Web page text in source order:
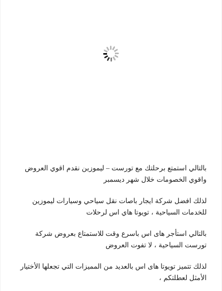
بالتالي استمتع برحلتك مع تورست – ليموزين نقدم اقوي العروض
واقوي الخصومات خلال شهر ديسمبر
لذلك افضل شركة ايجار باصات نقل سياحي وسيارات ليموزين
للخدمات السياحية ، تويوتا هاي اس لرحلات
بالتالي استأجر هاى اس باسرع وقت للاستمتاع بعروض شركة
تورست السياحية ، لا تفوت العروض
لذلك تتميز تويوتا هاى اس بالعديد من المميزات التي تجعلها الأختيار
الأمثل لعطلتكم ،